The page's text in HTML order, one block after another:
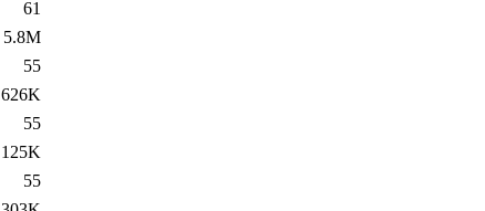
61
5.8M
55
626K
55
125K
55